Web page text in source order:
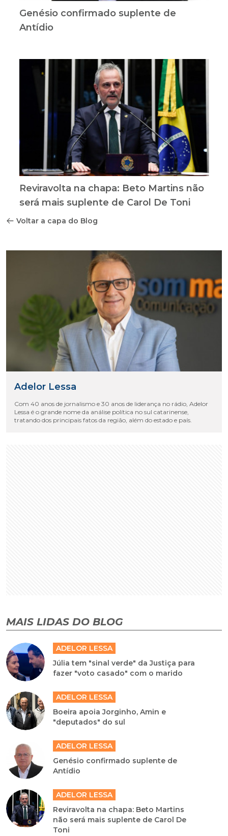
Genésio confirmado suplente de
Antídio
Reviravolta na chapa: Beto Martins não
será mais suplente de Carol De Toni
Voltar a capa do Blog
Adelor Lessa
Com 40 anos de jornalismo e 30 anos de liderança no rádio, Adelor
Lessa é o grande nome da análise política no sul catarinense,
tratando dos principais fatos da região, além do estado e país.
MAIS LIDAS DO BLOG
ADELOR LESSA
Júlia tem "sinal verde" da Justiça para
fazer "voto casado" com o marido
ADELOR LESSA
Boeira apoia Jorginho, Amin e
"deputados" do sul
ADELOR LESSA
Genésio confirmado suplente de
Antídio
ADELOR LESSA
Reviravolta na chapa: Beto Martins
não será mais suplente de Carol De
Toni